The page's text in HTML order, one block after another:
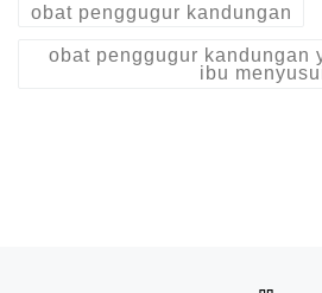
obat penggugur kandungan
obat penggugur kandungan
ibu